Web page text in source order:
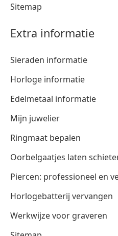
Sitemap
Extra informatie
Sieraden informatie
Horloge informatie
Edelmetaal informatie
Mijn juwelier
Ringmaat bepalen
Oorbelgaatjes laten
Piercen: professioneel en
Horlogebatterij vervangen
Werkwijze voor graveren